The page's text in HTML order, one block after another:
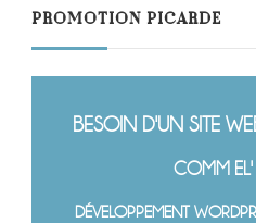
PROMOTION PICARDE
BESOIN D'UN SITE
COMM EL'
DÉVELOPPEMENT